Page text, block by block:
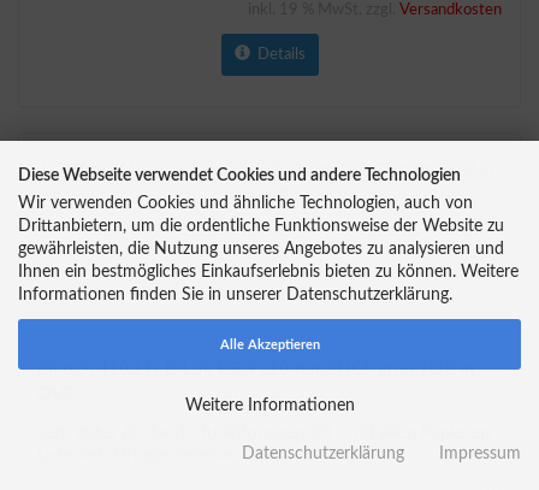
Versandkosten
Details
Piko 5/4102 N E-Lok BB 9210 der SNCF grün TOP in
Diese Webseite verwendet Cookies und andere Technologien
Wir verwenden Cookies und ähnliche Technologien, auch von
Drittanbietern, um die ordentliche Funktionsweise der Website zu
gewährleisten, die Nutzung unseres Angebotes zu analysieren und
Ihnen ein bestmögliches Einkaufserlebnis bieten zu können. Weitere
Informationen finden Sie in unserer Datenschutzerklärung.
Alle Akzeptieren
Weitere Informationen
Datenschutzerklärung Impressum